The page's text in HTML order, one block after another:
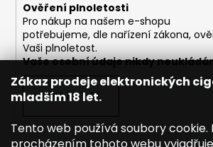
Zákaz prodeje elektronických
mladším 18 let.
Tento web používá soubory cookie.
Ověření plnoletosti
Pro nákup na našem e-shopu
potřebujeme, dle nařízení zákona,
Vaši plnoletost.
Vaše osobní údaje nikdy
PŘIHLÁSIT SE